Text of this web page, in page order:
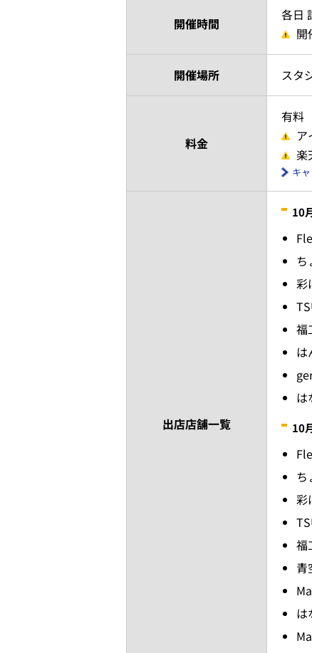
開催時間
各日
開
開催場所 スタ
料金
有料
ア
楽
キ
出店店舗一覧
10
ち
彩
福
は
は
10
ち
彩
福
青
は